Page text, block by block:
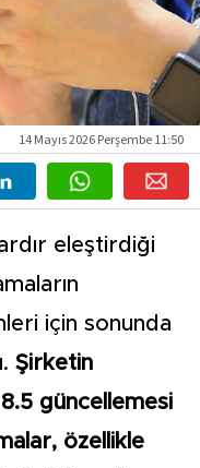
14 Mayıs 2026 Perşembe 11:50
eleştirdiği
için sonunda
Şirketin
güncellemesi
özellikle